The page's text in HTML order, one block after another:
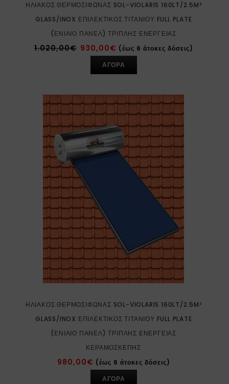
ΗΛΙΑΚΌΣ ΘΕΡΜΟΣΊΦΩΝΑΣ SOL-VIOLARIS 160LT/2.5M²
GLASS/INOX ΕΠΙΛΕΚΤΙΚΌΣ ΤΙΤΑΝΊΟΥ FULL PLATE
(ΕΝΙΑΊΟ ΠΆΝΕΛ) ΤΡΙΠΛΉΣ ΕΝΈΡΓΕΙΑΣ
1.020,00€ 930,00€ (έως 6 άτοκες δόσεις)
ΑΓΟΡΑ
ΗΛΙΑΚΌΣ ΘΕΡΜΟΣΊΦΩΝΑΣ SOL-VIOLARIS 160LT/2.5M²
GLASS/INOX ΕΠΙΛΕΚΤΙΚΌΣ ΤΙΤΑΝΊΟΥ FULL PLATE
(ΕΝΙΑΊΟ ΠΆΝΕΛ) ΤΡΙΠΛΉΣ ΕΝΈΡΓΕΙΑΣ
ΚΕΡΑΜΟΣΚΕΠΉΣ
980,00€ (έως 6 άτοκες δόσεις)
ΑΓΟΡΑ